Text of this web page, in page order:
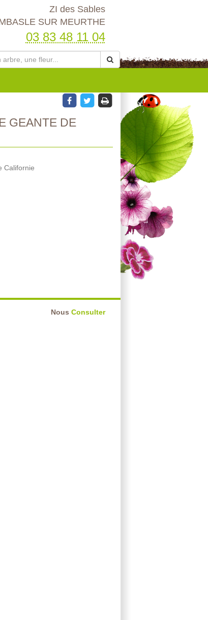
ZI des Sables
SUR MEURTHE
03 83 48 11 04
GEANTE DE
Californie
Nous Consulter